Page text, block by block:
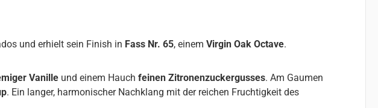
und erhielt sein Finish in Fass Nr. 65, einem Virgin Oak Octave.
Vanille und einem Hauch feinen Zitronenzuckergusses. Am Gaumen
. Ein langer, harmonischer Nachklang mit der reichen Fruchtigkeit des